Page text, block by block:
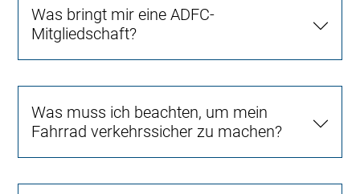
Was bringt mir eine ADFC-
Mitgliedschaft?
Was muss ich beachten, um mein
Fahrrad verkehrssicher zu machen?